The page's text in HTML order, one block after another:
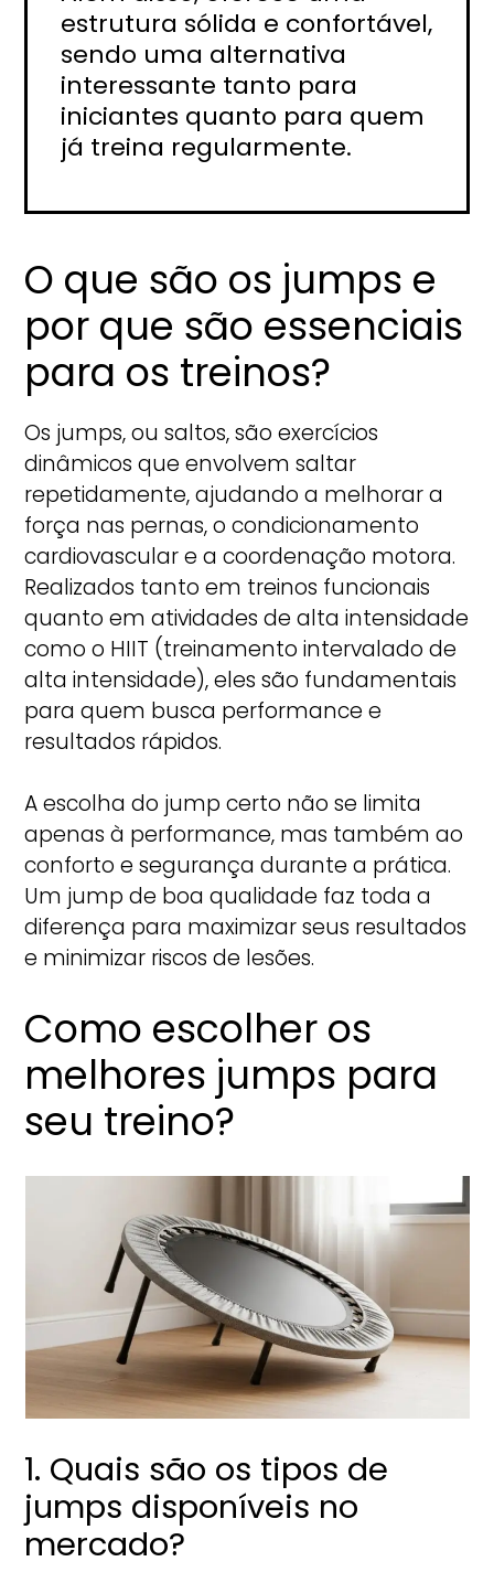
estrutura sólida e confortável,
sendo uma alternativa
interessante tanto para
iniciantes quanto para quem
já treina regularmente.
O que são os jumps e
por que são essenciais
para os treinos?
Os jumps, ou saltos, são exercícios
dinâmicos que envolvem saltar
repetidamente, ajudando a melhorar a
força nas pernas, o condicionamento
cardiovascular e a coordenação motora.
Realizados tanto em treinos funcionais
quanto em atividades de alta intensidade
como o HIIT (treinamento intervalado de
alta intensidade), eles são fundamentais
para quem busca performance e
resultados rápidos.
A escolha do jump certo não se limita
apenas à performance, mas também ao
conforto e segurança durante a prática.
Um jump de boa qualidade faz toda a
diferença para maximizar seus resultados
e minimizar riscos de lesões.
Como escolher os
melhores jumps para
seu treino?
1. Quais são os tipos de
jumps disponíveis no
mercado?